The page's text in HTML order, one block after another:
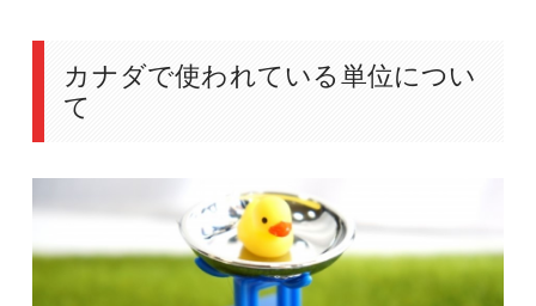
カナダで使われている単位につい
て